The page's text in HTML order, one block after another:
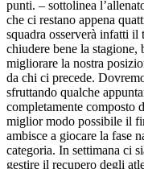
punti. – sottolinea
che ci restano appena
squadra osserverà infatti
chiudere bene la stagione,
migliorare la nostra
da chi ci precede.
sfruttando qualche
completamente composto
miglior modo possibile il
ambisce a giocare la fase
categoria. In settimana ci
gestire il recupero degli